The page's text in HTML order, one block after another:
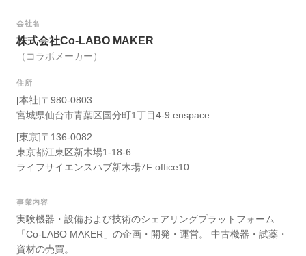
会社名
株式会社Co-LABO MAKER
（コラボメーカー）
住所
[本社]〒980-0803
宮城県仙台市青葉区国分町1丁目4-9 enspace
[東京]〒136-0082
東京都江東区新木場1-18-6
ライフサイエンスハブ新木場7F office10
事業内容
実験機器・設備および技術のシェアリングプラットフォーム
「Co-LABO MAKER」の企画・開発・運営。 中古機器・試薬・
資材の売買。